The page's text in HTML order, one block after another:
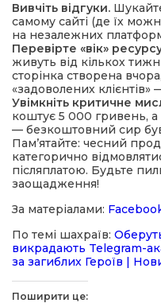
Вивчіть відгуки.
самому сайті (де їх
на незалежних
Перевірте «вік»
живуть від кількох
сторінка створена
«задоволених
Увімкніть критичне
коштує 5 000 гривень,
— безкоштовний сир
Пам’ятайте: чесний
категорично
післяплатою. Будьте
заощадження!
За матеріалами:
По темі шахраїв:
викрадають Telegram-
за загиблих Героїв |
Поширити це: